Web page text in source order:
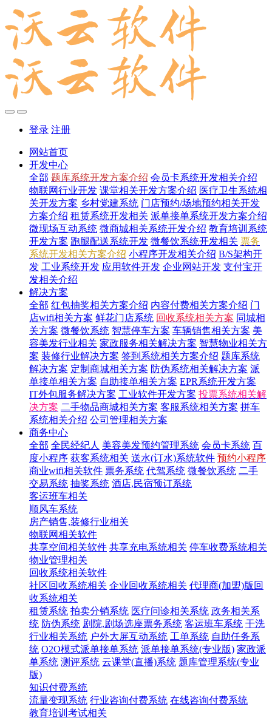
登录 注册
网站首页
开发中心
全部 题库系统开发方案介绍 会员卡系统开发相关介绍
物联网行业开发 课堂相关开发方案介绍 医疗卫生系统相
关开发方案 乡村党建系统 门店预约/场地预约相关开发
方案介绍 租赁系统开发相关 派单接单系统开发方案介绍
微现场互动系统 微商城相关系统开发介绍 教育培训系统
开发方案 跑腿配送系统开发 微餐饮系统开发相关 票务
系统开发相关方案介绍 小程序开发相关介绍 B/S架构开
发 工业系统开发 应用软件开发 企业网站开发 支付宝开
发相关介绍
解决方案
全部 红包抽奖相关方案介绍 内容付费相关方案介绍 门
店wifi相关方案 鲜花门店系统 回收系统相关方案 同城相
关方案 微餐饮系统 智慧停车方案 车辆销售相关方案 美
容美发行业相关 家政服务相关解决方案 智慧物业相关方
案 装修行业解决方案 签到系统相关方案介绍 题库系统
解决方案 定制商城相关方案 防伪系统相关解决方案 派
单接单相关方案 自助接单相关方案 EPR系统开发方案
IT外包服务解决方案 工业软件开发方案 投票系统相关解
决方案 二手物品商城相关方案 客服系统相关方案 拼车
系统相关介绍 公司管理相关方案
商务中心
全部 全民经纪人 美容美发预约管理系统 会员卡系统 百
度小程序 获客系统相关 送水(订水)系统软件 预约小程序
商业wifi相关软件 票务系统 代驾系统 微餐饮系统 二手
交易系统 抽奖系统 酒店,民宿预订系统
客运班车相关
顺风车系统
房产销售,装修行业相关
物联网相关软件
共享空间相关软件 共享充电系统相关 停车收费系统相关
物业管理相关
回收系统相关软件
社区回收系统相关 企业回收系统相关 代理商(加盟)版回
收系统相关
租赁系统 拍卖分销系统 医疗问诊相关系统 政务相关系
统 防伪系统 剧院,剧场选座票务系统 客运班车系统 干洗
行业相关系统 户外大屏互动系统 工单系统 自助任务系
统 O2O模式派单接单系统 派单接单系统(专业版) 家政派
单系统 测评系统 云课堂(直播)系统 题库管理系统(专业
版)
知识付费系统
流量变现系统 行业咨询付费系统 在线咨询付费系统
教育培训考试相关